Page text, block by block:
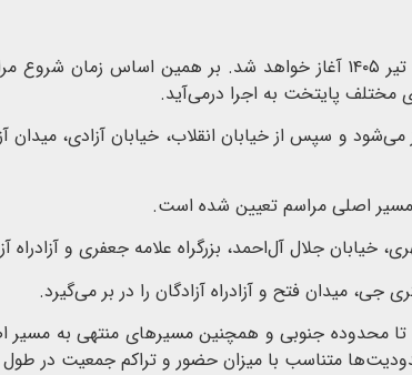
مختلف پایتخت به اجرا درمی‌آید.
و سپس از خیابان انقلاب، خیابان آزادی، میدان
اصلی مراسم تعیین شده است.
خیابان جلال آل‌احمد، بزرگراه علامه جعفری و آزادراه
تا محدوده جنوبی و همچنین مسیرهای منتهی به
متناسب با میزان حضور و تراکم جمعیت در